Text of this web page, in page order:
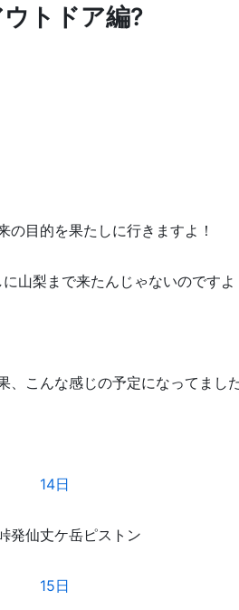
トドア編?
の目的を果たしに行きますよ！
山梨まで来たんじゃないのですよ
、こんな感じの予定になってました
14日
発仙丈ケ岳ピストン
15日